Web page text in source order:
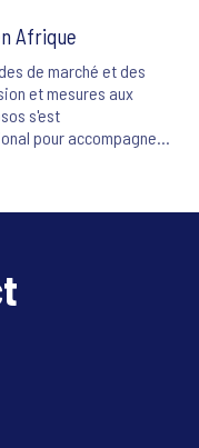
Afrique
de marché et des
et mesures aux
s'est
pour accompagner